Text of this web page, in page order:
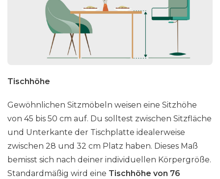
Tischhöhe
Gewöhnlichen Sitzmöbeln weisen eine Sitzhöhe
von 45 bis 50 cm auf. Du solltest zwischen Sitzfläche
und Unterkante der Tischplatte idealerweise
zwischen 28 und 32 cm Platz haben. Dieses Maß
bemisst sich nach deiner individuellen Körpergröße.
Standardmäßig wird eine Tischhöhe von 76